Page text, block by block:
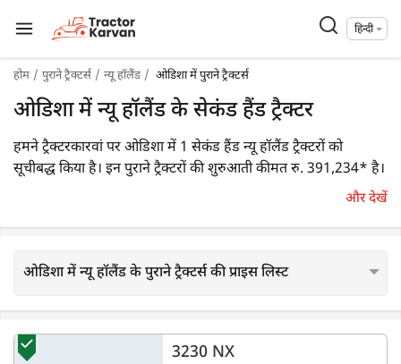
हिन्दी
होम पुराने ट्रैक्टर्स न्यू हॉलैंड ओडिशा में पुराने ट्रैक्टर्स
ओडिशा में न्यू हॉलैंड के सेकंड हैंड ट्रैक्टर
हमने ट्रैक्टरकारवां पर ओडिशा में 1 सेकंड हैंड न्यू हॉलैंड ट्रैक्टरों को
सूचीबद्ध किया है। इन पुराने ट्रैक्टरों की शुरुआती कीमत रु. 391,234* है।
आप कीमत, एचपी एवं देख वर्ष जैसे विभिन्न फ़िल्टर अप्लाई करके अपनी
मॉडल का चयन कर जानकारी प्राप्त कर सकते हैं।
और देखें
ओडिशा में न्यू हॉलैंड के पुराने ट्रैक्टर्स की प्राइस लिस्ट
3230 NX